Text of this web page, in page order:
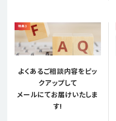
よくあるご相談内容をピッ
クアップして
メールにてお届けいたしま
す!